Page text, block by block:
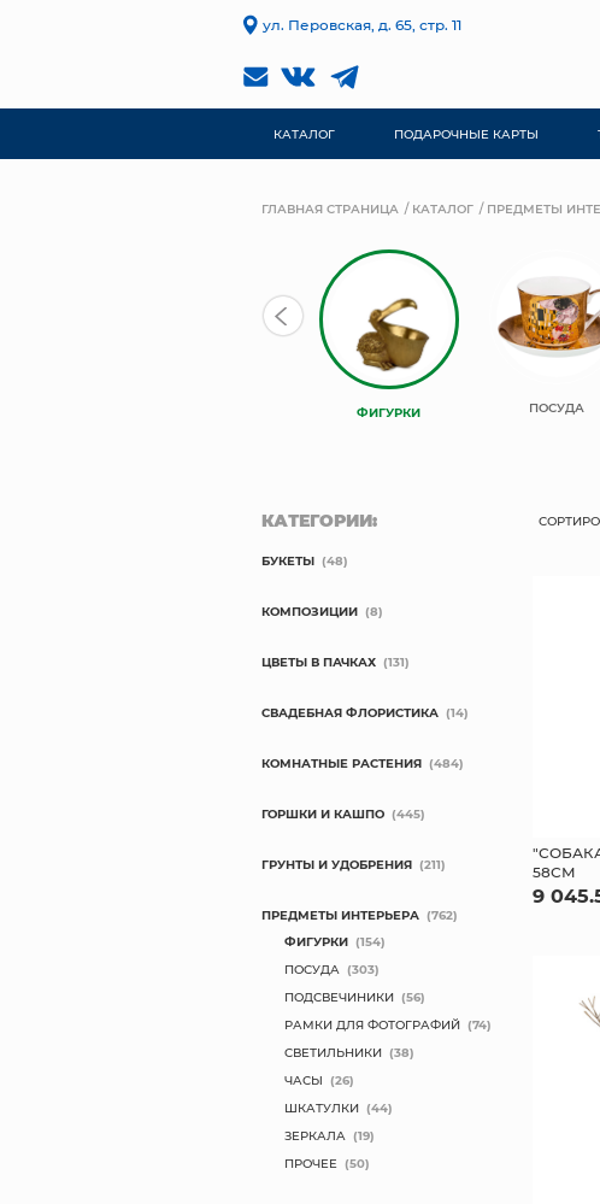
ул. Перовская, д. 65, стр. 11
КАТАЛОГ ПОДАРОЧНЫЕ КАРТЫ
ГЛАВНАЯ СТРАНИЦА КАТАЛОГ ПРЕДМЕТЫ
ФИГУРКИ ПОСУДА
58СМ
9
КАТЕГОРИИ:
БУКЕТЫ (48)
КОМПОЗИЦИИ (8)
ЦВЕТЫ В ПАЧКАХ (131)
СВАДЕБНАЯ ФЛОРИСТИКА (14)
КОМНАТНЫЕ РАСТЕНИЯ (484)
ГОРШКИ И КАШПО (445)
ГРУНТЫ И УДОБРЕНИЯ (211)
ПРЕДМЕТЫ ИНТЕРЬЕРА (762)
ФИГУРКИ (154)
ПОСУДА (303)
ПОДСВЕЧИНИКИ (56)
РАМКИ ДЛЯ ФОТОГРАФИЙ (74)
СВЕТИЛЬНИКИ (38)
ЧАСЫ (26)
ШКАТУЛКИ (44)
ЗЕРКАЛА (19)
ПРОЧЕЕ (50)